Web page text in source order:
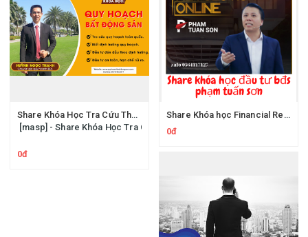
Share Khóa Học Tra Cứu Thông Tin Quy Hoạch Bất Động Sản Huỳnh Ngọc Thanh Hatagroup
[masp] - Share Khóa Học Tra Cứu Thông Tin Quy Hoạch Bất Động
0đ
Share Khóa học Financial Revolution của diễn giả Phạm Tuấn Sơn - Làm Giàu Nhờ Đầu Tư Bất Động Sản
0đ